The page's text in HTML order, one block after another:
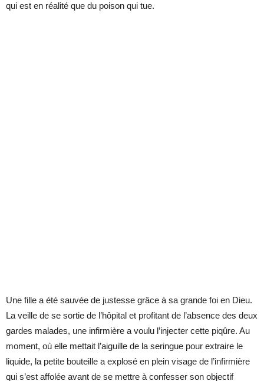
qui est en réalité que du poison qui tue.
Une fille a été sauvée de justesse grâce à sa grande foi en Dieu.
La veille de se sortie de l’hôpital et profitant de l’absence des deux
gardes malades, une infirmière a voulu l’injecter cette piqûre. Au
moment, où elle mettait l’aiguille de la seringue pour extraire le
liquide, la petite bouteille a explosé en plein visage de l’infirmière
qui s’est affolée avant de se mettre à confesser son objectif